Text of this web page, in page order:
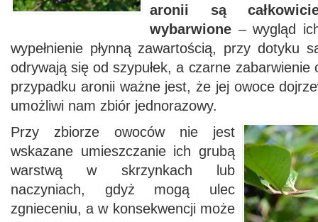
aronii są
wybarwione – wygląd
wypełnienie płynną zawartością, przy dotyku
odrywają się od szypułek, a czarne zabarwienie
przypadku aronii ważne jest, że jej owoce
umożliwi nam zbiór jednorazowy.
Przy zbiorze owoców nie jest
wskazane umieszczanie ich grubą
warstwą w skrzynkach lub
naczyniach, gdyż mogą ulec
zgnieceniu, a w konsekwencji może